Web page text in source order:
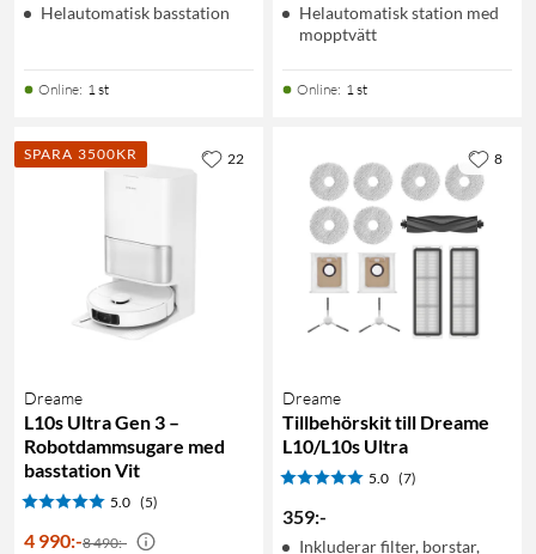
Helautomatisk basstation
Online: 1 st
Helautomatisk station med
mopptvätt
Online: 1 st
SPARA 3500KR
Dreame
L10s Ultra Gen 3 –
Robotdammsugare med
basstation Vit
5.0 (5)
4 990:-8 490:-
22
Dreame
Tillbehörskit till Dreame
L10/L10s Ultra
5.0 (7)
359:-
Inkluderar filter, borstar,
8